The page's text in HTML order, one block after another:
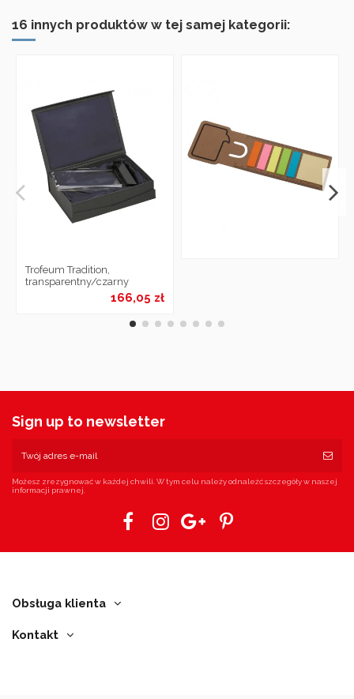
16 innych produktów w tej samej kategorii:
Trofeum Tradition,
transparentny/czarny
166,05 zł
Sign up to newsletter
Możesz zrezygnować w każdej chwili. W tym celu należy odnaleźć szczegóły w naszej
informacji prawnej.
Obsługa klienta
Kontakt